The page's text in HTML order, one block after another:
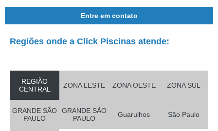
Entre em contato
Regiões onde a Click Piscinas atende:
REGIÃO
CENTRAL
ZONA LESTE ZONA OESTE ZONA SUL
GRANDE SÃO
PAULO
GRANDE SÃO
PAULO
Guarulhos São Paulo